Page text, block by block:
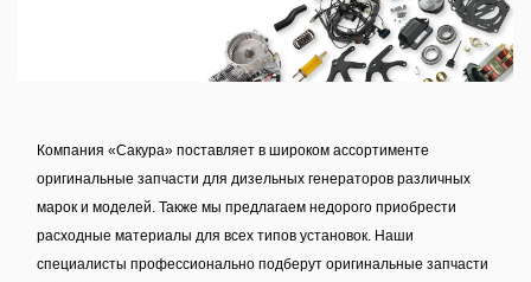
Компания «Сакура» поставляет в широком ассортименте
оригинальные запчасти для дизельных генераторов различных
марок и моделей. Также мы предлагаем недорого приобрести
расходные материалы для всех типов установок. Наши
специалисты профессионально подберут оригинальные запчасти